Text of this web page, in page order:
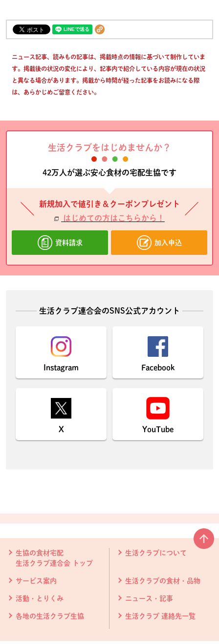
ニュース記事、読みもの記事は、掲載時点の情報に基づいて制作していま
す。掲載後の状況の変化により、記事内で紹介している内容が現在の状況
と異なる場合があります。掲載から時間が経った記事をお読みになる際
は、あらかじめご留意ください。
生活クラブをはじめませんか？
42万人が選ぶ安心食材の宅配生協です
新規加入で値引き＆クーポンプレゼント
はじめての方はこちらから！
資料請求 加入申込
生活クラブ連合会のSNS公式アカウント
Instagram Facebook
X YouTube
生協の食材宅配
生活クラブ連合会 トップ
生活クラブについて
サービス案内 生活クラブの食材・品物
活動・とりくみ ニュース・記事
各地の生活クラブ生協 生活クラブ 連絡先一覧